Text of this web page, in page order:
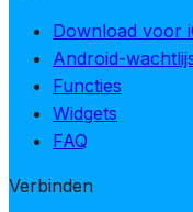
Download voor
Android-
Functies
Widgets
FAQ
Verbinden